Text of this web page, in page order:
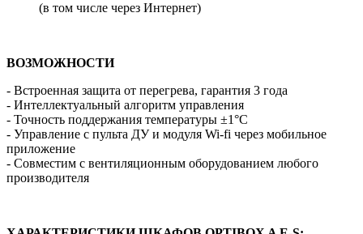
(в том числе через Интернет)
ВОЗМОЖНОСТИ
- Встроенная защита от перегрева, гарантия 3 года
- Интеллектуальный алгоритм управления
- Точность поддержания температуры ±1°С
- Управление с пульта ДУ и модуля Wi-fi через мобильное
приложение
- Совместим с вентиляционным оборудованием любого
производителя